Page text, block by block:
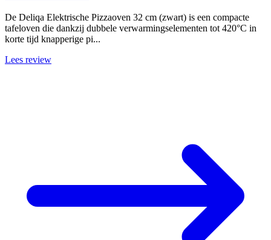
De Deliqa Elektrische Pizzaoven 32 cm (zwart) is een compacte
tafeloven die dankzij dubbele verwarmingselementen tot 420°C in
korte tijd knapperige pi...
Lees review